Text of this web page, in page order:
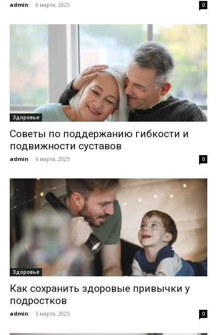
admin - 6 марта, 2025 0
Здоровье
Советы по поддержанию гибкости и
подвижности суставов
admin - 6 марта, 2025 0
Здоровье
Как сохранить здоровые привычки у
подростков
admin - 5 марта, 2025 0